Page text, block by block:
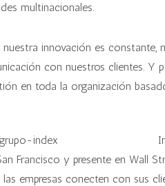
multinacionales.
nuestra innovación es
con nuestros clientes. Y
en toda la organización
Francisco y presente en Wall
las empresas conecten con sus